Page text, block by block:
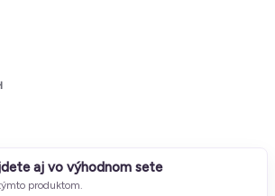
aj vo výhodnom sete
produktom.